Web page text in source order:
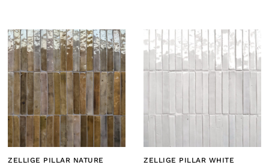
ZELLIGE PILLAR NATURE
ZELLIGE PILLAR WHITE